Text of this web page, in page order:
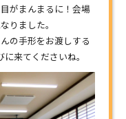
がまんまるに！会場
りました。
の手形をお渡しする
来てくださいね。